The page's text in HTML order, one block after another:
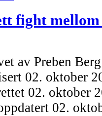
fight
av Preben Berg
02. oktober
02. oktober
02.